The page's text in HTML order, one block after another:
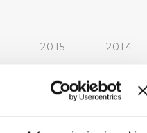
2015
2014